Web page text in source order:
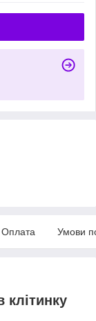
Оплата Умови
клітинку